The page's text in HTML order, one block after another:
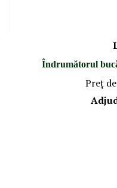
Îndrumătorul
Preţ